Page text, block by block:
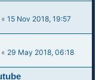
«15 Nov 2018, 19:57
« 29 May 2018, 06:18